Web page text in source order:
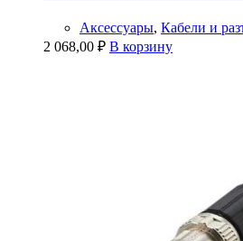
Аксессуары, Кабели и
2 068,00 ₽ В корзину